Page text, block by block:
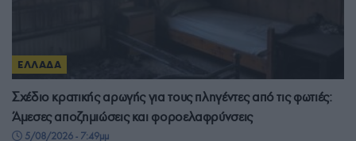
ΕΛΛΑΔΑ
Σχέδιο κρατικής αρωγής για τους πληγέντες από τις φωτιές:
Άμεσες αποζημιώσεις και φοροελαφρύνσεις
5/08/2026 - 7:49μμ